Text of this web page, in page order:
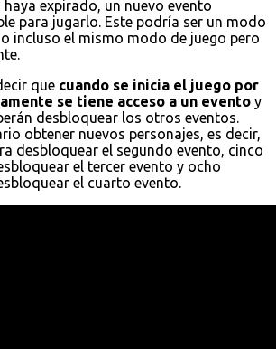
expirado, un nuevo evento
para jugarlo. Este podría ser un modo
incluso el mismo modo de juego pero
que cuando se inicia el juego por
se tiene acceso a un evento y
desbloquear los otros eventos.
obtener nuevos personajes, es decir,
desbloquear el segundo evento, cinco
el tercer evento y ocho
el cuarto evento.